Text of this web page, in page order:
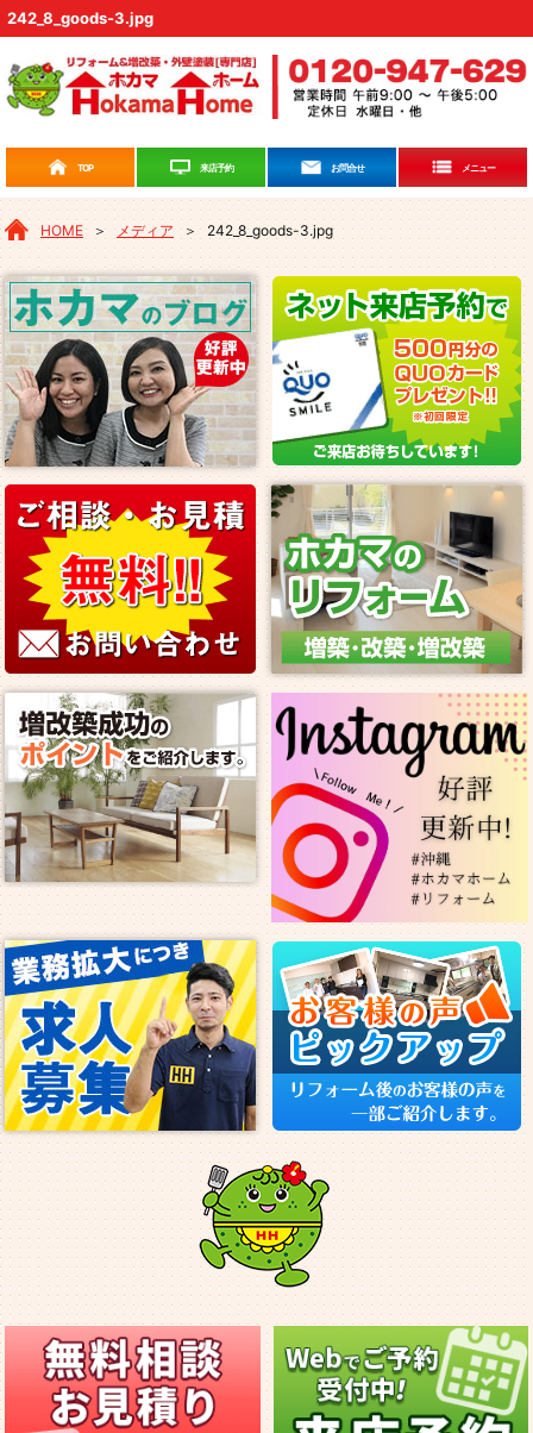
242_8_goods-3.jpg
TOP 来店予約 お問合せ メニュー
HOME ＞ メディア ＞ 242_8_goods-3.jpg